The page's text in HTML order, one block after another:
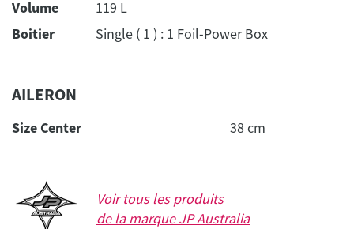
Volume
119 L
Boitier
Single ( 1 ) : 1 Foil-Power Box
AILERON
Size Center 38 cm
Voir tous les produits
de la marqueJP Australia